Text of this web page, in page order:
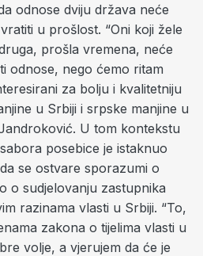
odnose dviju država neće
u prošlost. “Oni koji žele
prošla vremena, neće
odnose, nego ćemo ritam
za bolju i kvalitetniju
u Srbiji i srpske manjine u
U tom kontekstu
posebice je istaknuo
se ostvare sporazumi o
o sudjelovanju zastupnika
razinama vlasti u Srbiji. “To,
zakona o tijelima vlasti u
volje, a vjerujem da će je